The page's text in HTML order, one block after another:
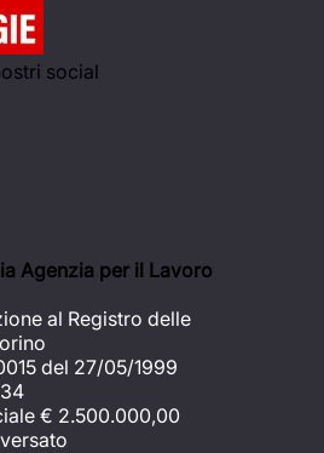
social
Agenzia per il Lavoro
al Registro delle
del 27/05/1999
€ 2.500.000,00